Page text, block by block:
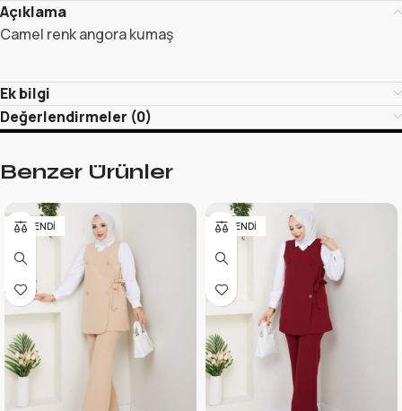
Açıklama
Camel renk angora kumaş
Ek bilgi
Değerlendirmeler (0)
Benzer Ürünler
TÜKENDI TÜKENDI